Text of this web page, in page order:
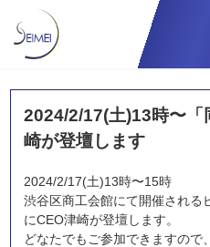
2024/2/17(土)13時〜「
崎が登壇します
2024/2/17(土)13時〜15時
渋谷区商工会館にて開催される
にCEO津崎が登壇します。
どなたでもご参加できますので